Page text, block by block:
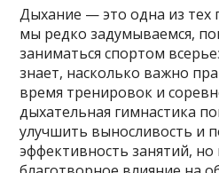
Дыхание — это одна из тех
мы редко задумываемся,
заниматься спортом
знает, насколько важно
время тренировок и
дыхательная гимнастика
улучшить выносливость и
эффективность занятий, но